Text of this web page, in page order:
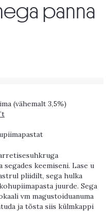
panna
(vähemalt 3,5%)
keemiseni. Lase u
pliidilt, sega hulka
juurde. Sega
vm magustoiduanuma
ja tõsta siis külmkappi